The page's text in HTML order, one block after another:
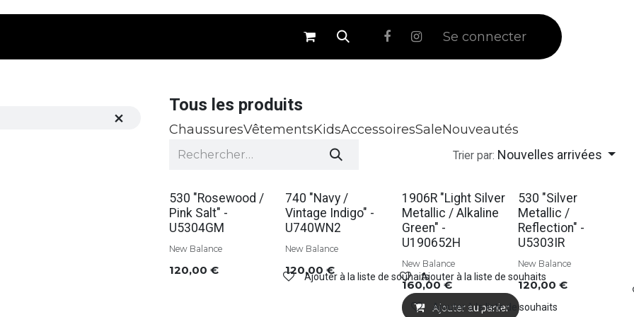
⚪ Soldes Se connecter
Tous les produits
ChaussuresVêtementsKidsAccessoiresSaleNouveautés
Trier par: Nouvelles arrivées
Soldes
530 "Rosewood /
Pink Salt" -
U5304GM
New Balance
120,00 € Ajouter à la liste de souhaits
Soldes
740 "Navy /
Vintage Indigo" -
U740WN2
New Balance
120,00 € Ajouter à la liste de souhaits
Soldes
1906R "Light Silver
Metallic / Alkaline
Green" -
U190652H
New Balance
160,00 €
Ajouter au panier
Ajouter à la liste de souhaits
Soldes
530 "Silver
Metallic /
Reflection" -
U5303IR
New Balance
120,00 €